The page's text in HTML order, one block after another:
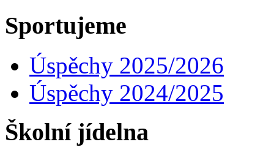
Sportujeme
Úspěchy 2025/2026
Úspěchy 2024/2025
Školní jídelna